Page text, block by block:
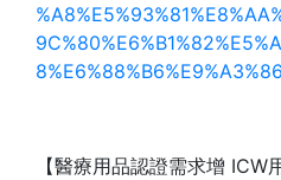
【醫療用品認證需求增 ICW